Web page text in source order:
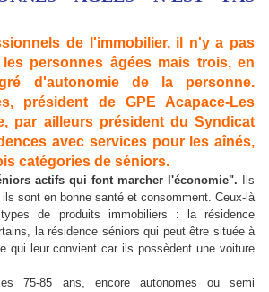
de l'immobilier, il n'y a pas
personnes âgées mais trois, en
d'autonomie de la personne.
président de GPE Acapace-Les
par ailleurs président du Syndicat
avec services pour les aînés,
catégories de séniors.
actifs qui font marcher l'économie". Ils
sont en bonne santé et consomment. Ceux-là
de produits immobiliers : la résidence
la résidence séniors qui peut être située à
qui leur convient car ils possèdent une voiture
75-85 ans, encore autonomes ou semi